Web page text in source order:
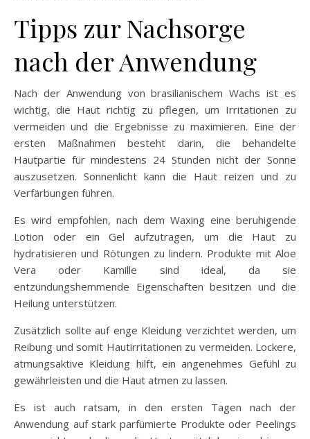
Tipps zur Nachsorge
nach der Anwendung
Nach der Anwendung von brasilianischem Wachs ist es
wichtig, die Haut richtig zu pflegen, um Irritationen zu
vermeiden und die Ergebnisse zu maximieren. Eine der
ersten Maßnahmen besteht darin, die behandelte
Hautpartie für mindestens 24 Stunden nicht der Sonne
auszusetzen. Sonnenlicht kann die Haut reizen und zu
Verfärbungen führen.
Es wird empfohlen, nach dem Waxing eine beruhigende
Lotion oder ein Gel aufzutragen, um die Haut zu
hydratisieren und Rötungen zu lindern. Produkte mit Aloe
Vera oder Kamille sind ideal, da sie
entzündungshemmende Eigenschaften besitzen und die
Heilung unterstützen.
Zusätzlich sollte auf enge Kleidung verzichtet werden, um
Reibung und somit Hautirritationen zu vermeiden. Lockere,
atmungsaktive Kleidung hilft, ein angenehmes Gefühl zu
gewährleisten und die Haut atmen zu lassen.
Es ist auch ratsam, in den ersten Tagen nach der
Anwendung auf stark parfümierte Produkte oder Peelings